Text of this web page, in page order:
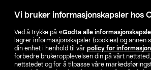
Vi bruker informasjonskapsler hos
Ved å trykke på «Godta alle
lagrer informasjonskapsler (cookies) og annen
din enhet i henhold til vår policy for
forbedre brukeropplevelsen din på vårt
nettstedet og for å tilpasse våre
Våre selskaper
Finn din butikk
SE NO FI